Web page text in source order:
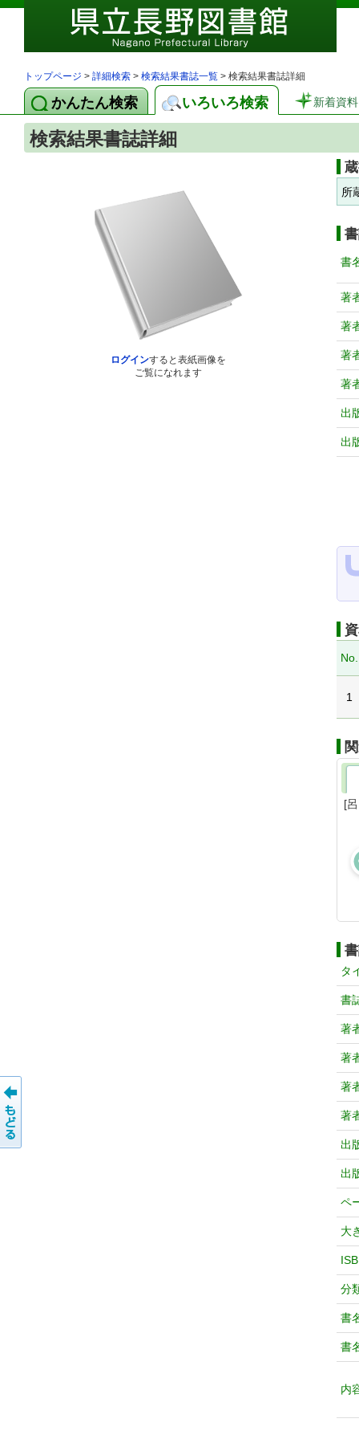
トップページ > 詳細検索 > 検索結果書誌一覧 > 検索結果書誌詳細
かんたん検索 いろいろ検索 新着資料
検索結果書誌詳細
ログインすると表紙画像を
ご覧になれます
所
書
著
著
著
著
出
出
No.
1
[
タ
書
著
著
著
著
出
出
ペ
大
分
書
書
内